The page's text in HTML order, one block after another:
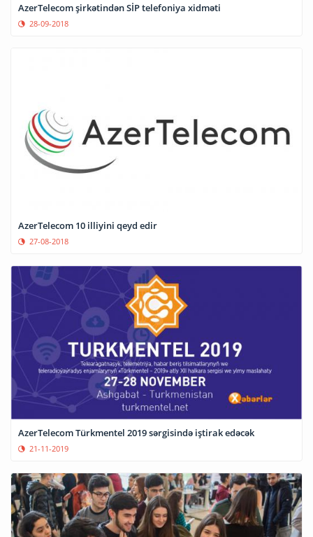
AzerTelecom şirkətindən SİP telefoniya xidməti
28-09-2018
AzerTelecom 10 illiyini qeyd edir
27-08-2018
AzerTelecom Türkmentel 2019 sərgisində iştirak edəcək
21-11-2019